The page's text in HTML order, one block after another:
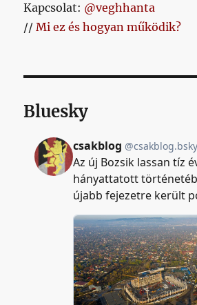
Kapcsolat: @veghhanta
//Mi ez és hogyan működik?
Bluesky